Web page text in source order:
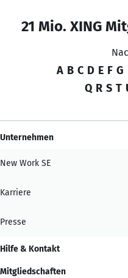
21 Mio. XING
A B C D E F G
Q R S T
Unternehmen
New Work SE
Karriere
Presse
Hilfe & Kontakt
Mitgliedschaften